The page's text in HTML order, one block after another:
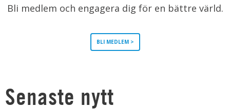
Bli medlem och engagera dig för en bättre värld.
BLI MEDLEM >
Senaste nytt